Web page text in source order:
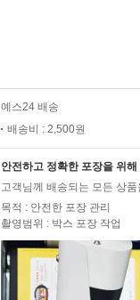
예스24 배송
배송비 : 2,500원
안전하고 정확한 포장을 위
고객님께 배송되는 모든 상
목적 : 안전한 포장 관리
촬영범위 : 박스 포장 작업